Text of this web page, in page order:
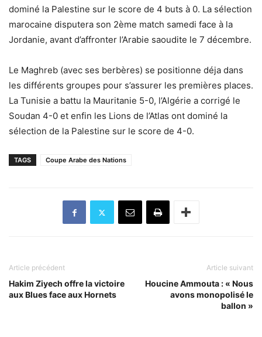
dominé la Palestine sur le score de 4 buts à 0. La sélection
marocaine disputera son 2ème match samedi face à la
Jordanie, avant d’affronter l’Arabie saoudite le 7 décembre.
Le Maghreb (avec ses berbères) se positionne déja dans
les différents groupes pour s’assurer les premières places.
La Tunisie a battu la Mauritanie 5-0, l’Algérie a corrigé le
Soudan 4-0 et enfin les Lions de l’Atlas ont dominé la
sélection de la Palestine sur le score de 4-0.
TAGS Coupe Arabe des Nations
Article précédent
Hakim Ziyech offre la victoire
aux Blues face aux Hornets
Article suivant
Houcine Ammouta : « Nous
avons monopolisé le
ballon »